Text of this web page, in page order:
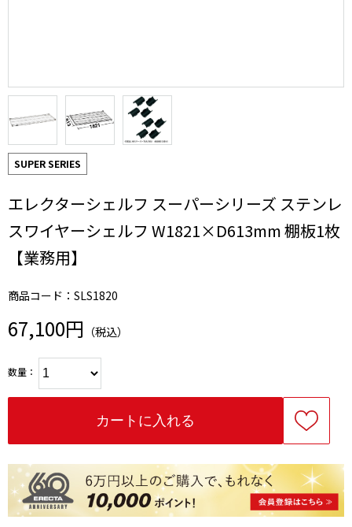
SUPER SERIES
エレクターシェルフ スーパーシリーズ ステンレ
スワイヤーシェルフ W1821×D613mm 棚板1枚
【業務用】
商品コード：SLS1820
67,100円 （税込）
数量：